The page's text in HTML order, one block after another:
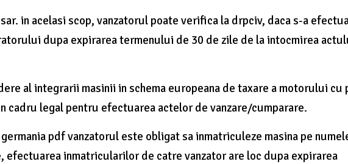
in acelasi scop, vanzatorul poate verifica la drpciv, daca s-a
dupa expirarea termenului de 30 de zile de la intocmirea
al integrarii masinii in schema europeana de taxare a motorului cu
cadru legal pentru efectuarea actelor de vanzare/cumparare.
pdf vanzatorul este obligat sa inmatriculeze masina pe
efectuarea inmatricularilor de catre vanzator are loc dupa expirarea